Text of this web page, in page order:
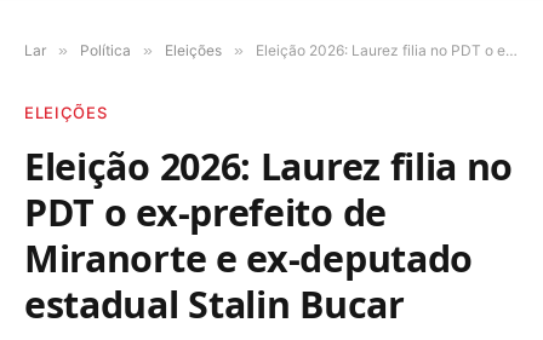
Lar » Política » Eleições » Eleição 2026: Laurez filia no PDT o ex-prefeito de Miranorte e ex-deputado estadual Stalin Bucar
ELEIÇÕES
Eleição 2026: Laurez filia no
PDT o ex-prefeito de
Miranorte e ex-deputado
estadual Stalin Bucar